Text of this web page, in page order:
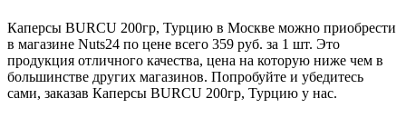
Каперсы BURCU 200гр, Турцию в Москве можно приобрести
в магазине Nuts24 по цене всего 359 руб. за 1 шт. Это
продукция отличного качества, цена на которую ниже чем в
большинстве других магазинов. Попробуйте и убедитесь
сами, заказав Каперсы BURCU 200гр, Турцию у нас.